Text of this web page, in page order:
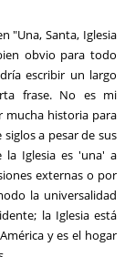
"Una, Santa, Iglesia
obvio para todo
escribir un largo
frase. No es mi
mucha historia para
a pesar de sus
la Iglesia es 'una' a
externas o por
la universalidad
la Iglesia está
y es el hogar